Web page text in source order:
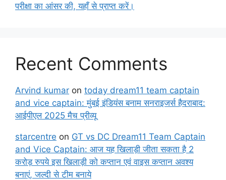
परीक्षा का आंसर की, यहाँ से प्राप्त करें।
Recent Comments
Arvind kumar on today dream11 team captain
and vice captain: मुंबई इंडियंस बनाम सनराइजर्स हैदराबाद:
आईपीएल 2025 मैच प्रीव्यू
starcentre on GT vs DC Dream11 Team Captain
and Vice Captain: आज यह खिलाड़ी जीता सकता है 2
करोड़ रुपये इस खिलाड़ी को कप्तान एवं वाइस कप्तान अवश्य
बनाएं, जल्दी से टीम बनाये